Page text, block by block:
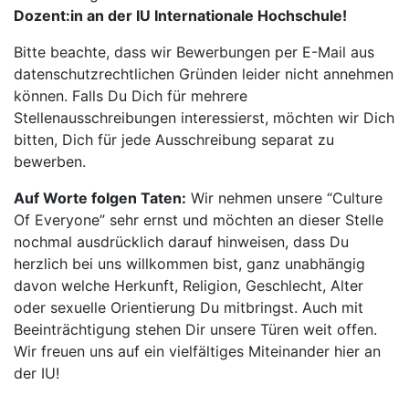
Dozent:in an der IU Internationale Hochschule!
Bitte beachte, dass wir Bewerbungen per E-Mail aus
datenschutzrechtlichen Gründen leider nicht annehmen
können. Falls Du Dich für mehrere
Stellenausschreibungen interessierst, möchten wir Dich
bitten, Dich für jede Ausschreibung separat zu
bewerben.
Auf Worte folgen Taten: Wir nehmen unsere “Culture
Of Everyone” sehr ernst und möchten an dieser Stelle
nochmal ausdrücklich darauf hinweisen, dass Du
herzlich bei uns willkommen bist, ganz unabhängig
davon welche Herkunft, Religion, Geschlecht, Alter
oder sexuelle Orientierung Du mitbringst. Auch mit
Beeinträchtigung stehen Dir unsere Türen weit offen.
Wir freuen uns auf ein vielfältiges Miteinander hier an
der IU!